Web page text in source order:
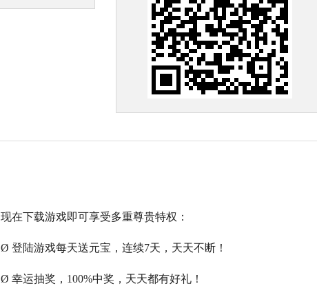
现在下载游戏即可享受多重尊贵特权：
Ø 登陆游戏每天送元宝，连续7天，天天不断！
Ø 幸运抽奖，100%中奖，天天都有好礼！